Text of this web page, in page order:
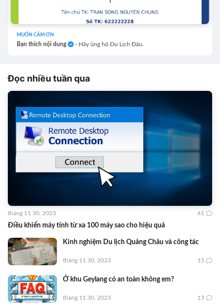
MUỐN CẢM ƠN
Bạn thích nội dung - Hãy ủng hộ Du Lịch Đâu.
Đọc nhiều tuần qua
Điều khiển máy tính từ xa 100 máy sao cho hiệu quả
tháng 11 30, 2023 41
Kinh nghiệm Du lịch Quảng Châu và công tác
tháng 11 30, 2023 15
Ở khu Geylang có an toàn không em?
tháng 11 30, 2023 13